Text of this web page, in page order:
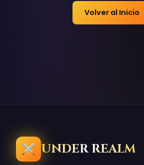
Volver al Inicio
UNDER REALM